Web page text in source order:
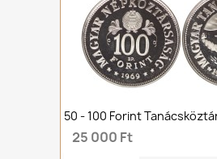
50 - 100 Forint
25 000 Ft